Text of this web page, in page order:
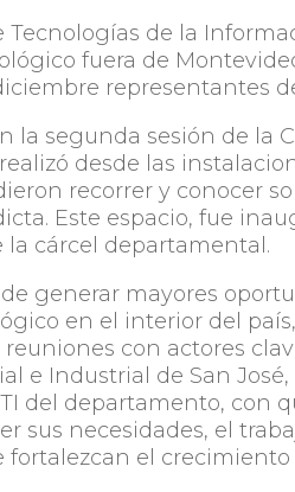
Tecnologías de la
fuera de
representantes
la segunda sesión de la
desde las
recorrer y conocer
Este espacio, fue
cárcel departamental.
generar mayores
en el interior del
con actores
e Industrial de San
del departamento, con
sus necesidades, el
el